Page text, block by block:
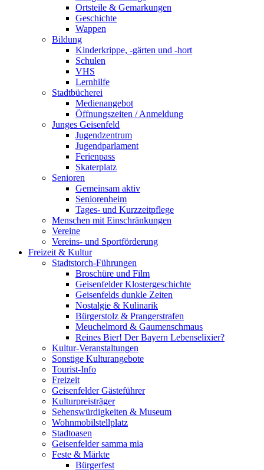
Ortsteile & Gemarkungen
Geschichte
Wappen
Bildung
Kinderkrippe, -gärten und -hort
Schulen
VHS
Lernhilfe
Stadtbücherei
Medienangebot
Öffnungszeiten / Anmeldung
Junges Geisenfeld
Jugendzentrum
Jugendparlament
Ferienpass
Skaterplatz
Senioren
Gemeinsam aktiv
Seniorenheim
Tages- und Kurzzeitpflege
Menschen mit Einschränkungen
Vereine
Vereins- und Sportförderung
Freizeit & Kultur
Stadtstorch-Führungen
Broschüre und Film
Geisenfelder Klostergeschichte
Geisenfelds dunkle Zeiten
Nostalgie & Kulinarik
Bürgerstolz & Prangerstrafen
Meuchelmord & Gaumenschmaus
Reines Bier! Der Bayern Lebenselixier?
Kultur-Veranstaltungen
Sonstige Kulturangebote
Tourist-Info
Freizeit
Geisenfelder Gästeführer
Kulturpreisträger
Sehenswürdigkeiten & Museum
Wohnmobilstellplatz
Stadtoasen
Geisenfelder samma mia
Feste & Märkte
Bürgerfest